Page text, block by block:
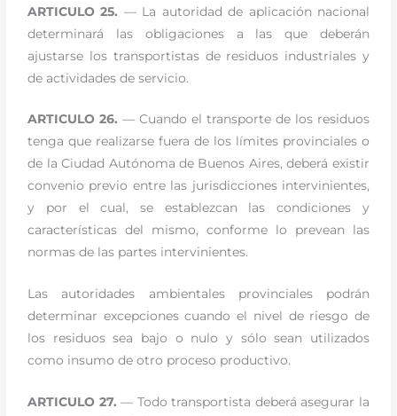
ARTICULO 25. — La autoridad de aplicación nacional
determinará las obligaciones a las que deberán
ajustarse los transportistas de residuos industriales y
de actividades de servicio.
ARTICULO 26.— Cuando el transporte de los residuos
tenga que realizarse fuera de los límites provinciales o
de la Ciudad Autónoma de Buenos Aires, deberá existir
convenio previo entre las jurisdicciones intervinientes,
y por el cual, se establezcan las condiciones y
características del mismo, conforme lo prevean las
normas de las partes intervinientes.
Las autoridades ambientales provinciales podrán
determinar excepciones cuando el nivel de riesgo de
los residuos sea bajo o nulo y sólo sean utilizados
como insumo de otro proceso productivo.
ARTICULO 27.— Todo transportista deberá asegurar la